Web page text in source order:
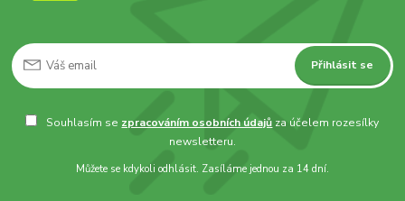
Přihlásit se
Souhlasím se zpracováním osobních údajů za účelem rozesílky
newsletteru.
Můžete se kdykoli odhlásit. Zasíláme jednou za 14 dní.